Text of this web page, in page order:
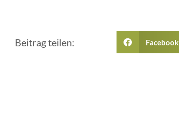
Beitrag teilen: Facebook